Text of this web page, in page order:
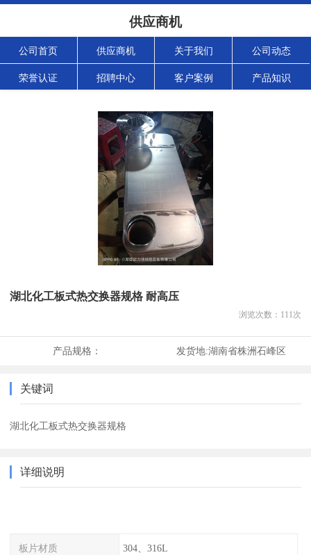
供应商机
公司首页 供应商机 关于我们 公司动态
荣誉认证 招聘中心 客户案例 产品知识
湖北化工板式热交换器规格 耐高压
浏览次数： 111次
产品规格： 发货地:湖南省株洲石峰区
关键词
湖北化工板式热交换器规格
详细说明
板片材质 304、316L